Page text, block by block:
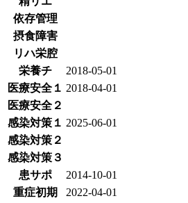
依存管理
摂食障害
リハ栄腔
栄養チ
2018-05-01
医療安全１ 2018-04-01
医療安全２
感染対策１ 2025-06-01
感染対策２
感染対策３
患サポ
2014-10-01
重症初期
2022-04-01